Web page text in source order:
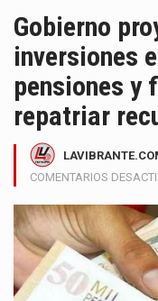
Gobierno
inversiones
pensiones y
repatriar
COMENTARIOS